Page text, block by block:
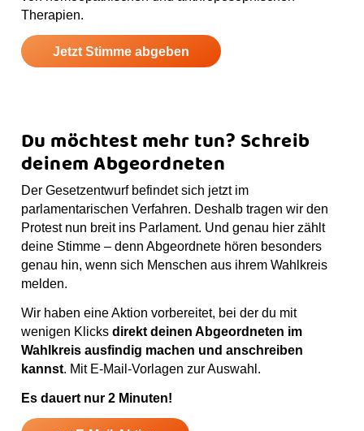
Therapien.
Jetzt Stimme abgeben
Du möchtest mehr tun? Schreib
deinem Abgeordneten
Der Gesetzentwurf befindet sich jetzt im
parlamentarischen Verfahren. Deshalb tragen wir den
Protest nun breit ins Parlament. Und genau hier zählt
deine Stimme – denn Abgeordnete hören besonders
genau hin, wenn sich Menschen aus ihrem Wahlkreis
melden.
Wir haben eine Aktion vorbereitet, bei der du mit
wenigen Klicks direkt deinen Abgeordneten im
Wahlkreis ausfindig machen und anschreiben
kannst. Mit E-Mail-Vorlagen zur Auswahl.
Es dauert nur 2 Minuten!